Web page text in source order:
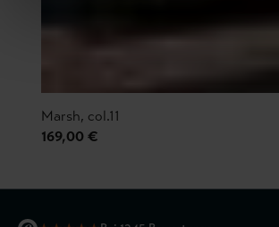
Marsh, col.11
169,00 €